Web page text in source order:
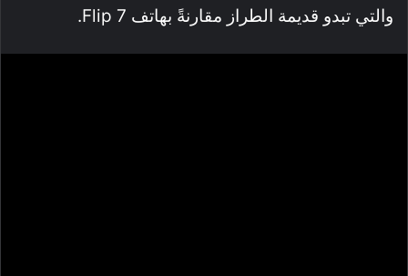
والتي تبدو قديمة الطراز مقارنةً بهاتف Flip 7.